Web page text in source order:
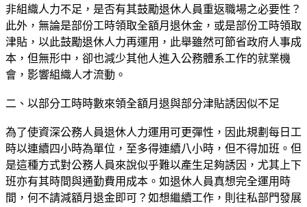
非組織人力不足，是否有其鼓勵退休人員重返職場之必要性？
此外，無論是部份工時領取全額月退休金，或是部份工時領取
津貼，以此鼓勵退休人力再運用，此舉雖然可節省政府人事成
本，但無形中，卻也減少其他人進入公務體系工作的就業機
會，影響組織人才流動。
二、以部分工時時數來領全額月退與部分津貼誘因似不足
為了使資深公務人員退休人力運用可更彈性，因此規劃每日工
時以連續四小時為單位，至多得連續八小時，但不得加班。但
是這種方式對公務人員來說似乎難以產生足夠誘因，尤其上下
班亦有其時間與通勤費用成本。如退休人員真想完全運用時
間，何不請減額月退金即可？如想繼續工作，則往私部門發展